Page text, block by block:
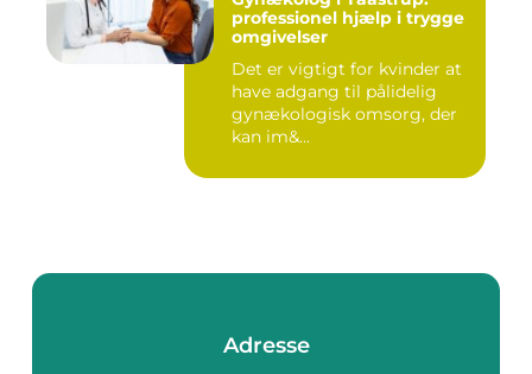
professionel hjælp i trygge
omgivelser
Det er vigtigt for kvinder at
have adgang til pålidelig
gynækologisk omsorg, der
kan im&...
Adresse